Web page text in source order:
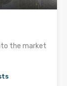
the market